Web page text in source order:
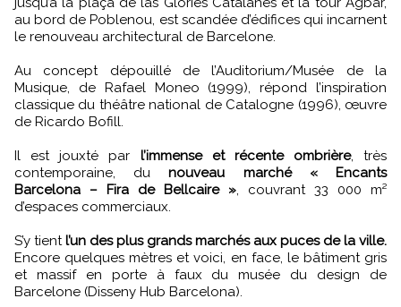
au bord de Poblenou, est scandée d’édifices qui incarnent
le renouveau architectural de Barcelone.
Au concept dépouillé de l’Auditorium/Musée de la
Musique, de Rafael Moneo (1999), répond l’inspiration
classique du théâtre national de Catalogne (1996), œuvre
de Ricardo Bofill.
Il est jouxté par l’immense et récente ombrière, très
contemporaine, dunouveau marché « Encants
Barcelona – Fira de Bellcaire », couvrant 33 000 m²
d’espaces commerciaux.
S’y tientl’un des plus grands marchés aux puces de la ville.
Encore quelques mètres et voici, en face, le bâtiment gris
et massif en porte à faux du musée du design de
Barcelone (Disseny Hub Barcelona).